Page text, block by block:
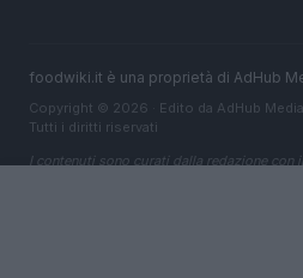
foodwiki.it è una proprietà di AdHub
Copyright © 2026 · Edito da AdHub
Tutti i diritti riservati
I contenuti sono curati dalla redazione